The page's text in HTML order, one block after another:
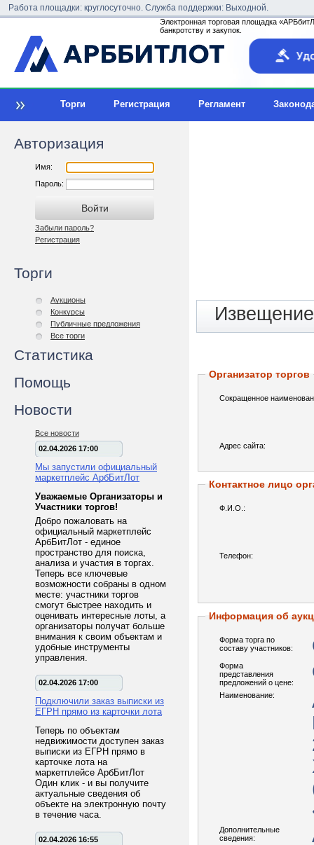
Работа площадки: круглосуточно. Служба поддержки: Выходной.
Электронная торговая площадка
банкротству и закупок.
Торги Регистрация Регламент
Авторизация
Имя:
Пароль:
Забыли пароль?
Регистрация
Торги
Аукционы
Конкурсы
Публичные предложения
Все торги
Статистика
Помощь
Новости
Все новости
02.04.2026 17:00
Мы запустили официальный
маркетплейс АрбБитЛот
Уважаемые Организаторы и
Участники торгов!
Добро пожаловать на
официальный маркетплейс
АрбБитЛот - единое
пространство для поиска,
анализа и участия в торгах.
Теперь все ключевые
возможности собраны в одном
месте: участники торгов
смогут быстрее находить и
оценивать интересные лоты, а
организаторы получат больше
внимания к своим объектам и
удобные инструменты
управления.
02.04.2026 17:00
Подключили заказ выписки из
ЕГРН прямо из карточки лота
Теперь по объектам
недвижимости доступен заказ
выписки из ЕГРН прямо в
карточке лота на
маркетплейсе АрбБитЛот
Один клик - и вы получите
актуальные сведения об
объекте на электронную почту
в течение часа.
02.04.2026 16:55
Организатор торгов
Сокращенное
Адрес сайта:
Контактное лицо
Ф.И.О.:
Телефон:
Информация об
Форма торга по
составу участников:
Форма
представления
предложений о цене:
Наименование:
Дополнительные
сведения: